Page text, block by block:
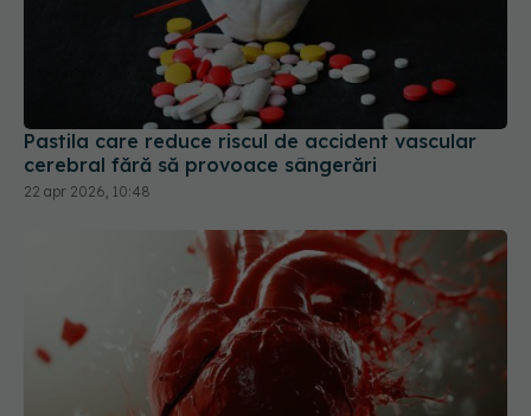
Pastila care reduce riscul de accident vascular
cerebral fără să provoace sângerări
22 apr 2026, 10:48